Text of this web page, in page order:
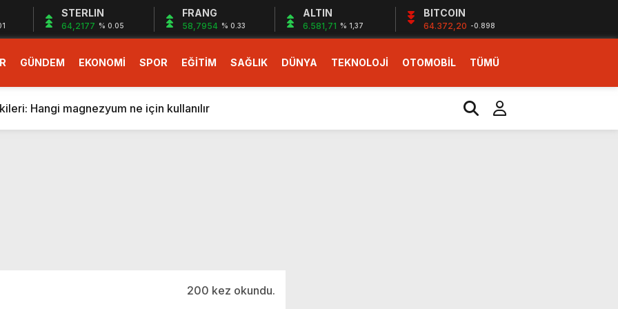
STERLIN
64,2177 % 0.05
FRANG
58,7954 % 0.33
ALTIN
6.581,71 % 1,37
BITCOIN
64.372,20 -0.898
GÜNDEM EKONOMİ SPOR EĞİTİM SAĞLIK DÜNYA TEKNOLOJİ OTOMOBİL TÜMÜ
dev teklif
gelecek yeni özellikler belli oldu
Hangi magnezyum ne için kullanılır
başlıyor
dev teklif
200 kez okundu.